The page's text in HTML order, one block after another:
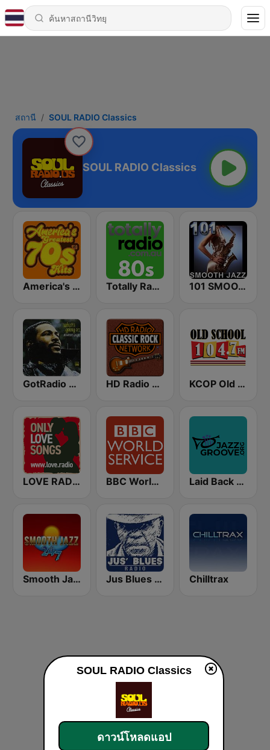
สถานี SOUL RADIO Classics
SOUL RADIO Classics
America's Greatest 70s Hits Totally Radio 80s 101 SMOOTH JAZZ
GotRadio - R&B Classics HD Radio - Classic Rock KCOP Old School 104.7 FM
LOVE RADIO www.LOVE.radio BBC World Service Laid Back Jazz
Smooth Jazz 247 Jus Blues Radio Chilltrax
SOUL RADIO Classics
ดาวน์โหลดแอป